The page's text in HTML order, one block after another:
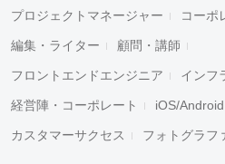
プロジェクトマネージャー コーポ
編集・ライター 顧問・講師
フロントエンドエンジニア インフ
経営陣・コーポレート iOS/
カスタマーサクセス フォトグラフ